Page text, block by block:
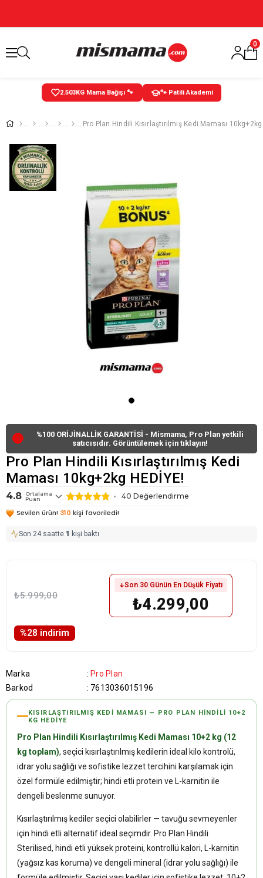
0
2.504KG Mama Bağışı 🐾 🐾 Patili Akademi
Pro Plan Hindili Kısırlaştırılmış Kedi Maması 10kg+2kg
🔴
%100 ORİJİNALLİK GARANTİSİ - Mismama, Pro Plan yetkili
satıcısıdır. Görüntülemek için tıklayın!
Pro Plan Hindili Kısırlaştırılmış Kedi
Maması 10kg+2kg HEDİYE!
4.8
Ortalama
Puan
40 Değerlendirme
Sevilen ürün! 310 kişi favoriledi!
Son 24 saatte 1 kişi baktı
%28 i̇ndirim
₺5.999,00
Son 30 Günün En Düşük Fiyatı
₺4.299,00
Marka : Pro Plan
Barkod
: 7613036015196
KISIRLAŞTIRILMIŞ KEDI MAMASI — PRO PLAN HINDILI 10+2
KG HEDİYE
Pro Plan Hindili Kısırlaştırılmış Kedi Maması 10+2 kg (12
kg toplam), seçici kısırlaştırılmış kedilerin ideal kilo kontrolü,
idrar yolu sağlığı ve sofistike lezzet tercihini karşılamak için
özel formüle edilmiştir; hindi etli protein ve L-karnitin ile
dengeli beslenme sunuyor.
Kısırlaştırılmış kediler seçici olabilirler — tavuğu sevmeyenler
için hindi etli alternatif ideal seçimdir. Pro Plan Hindili
Sterilised, hindi etli yüksek proteini, kontrollü kalori, L-karnitin
(yağsız kas koruma) ve dengeli mineral (idrar yolu sağlığı) ile